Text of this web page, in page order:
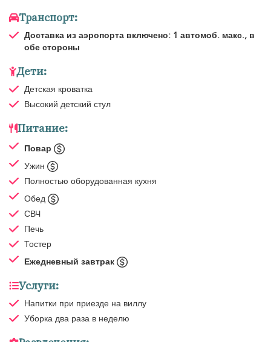
Транспорт:
Доставка из аэропорта включено: 1 автомоб. макс., в
обе стороны
Дети:
Детская кроватка
Высокий детский стул
Питание:
Повар
Ужин
Полностью оборудованная кухня
Обед
СВЧ
Печь
Тостер
Ежедневный завтрак
Услуги:
Напитки при приезде на виллу
Уборка два раза в неделю